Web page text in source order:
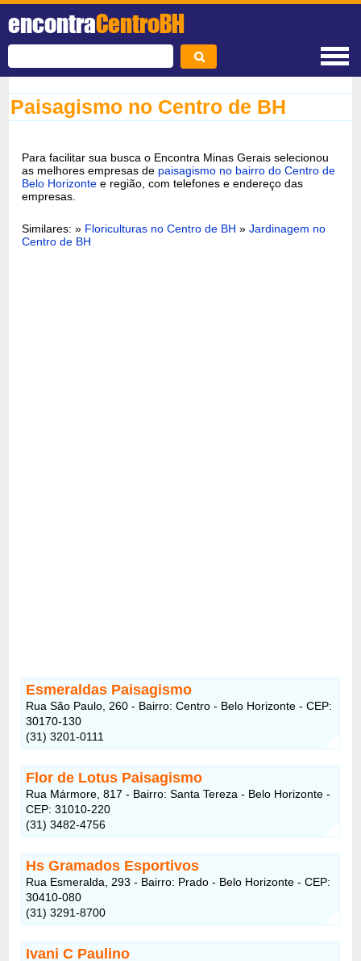
encontraCentroBH
Paisagismo no Centro de BH
Para facilitar sua busca o Encontra Minas Gerais selecionou
as melhores empresas de paisagismo no bairro do Centro de
Belo Horizonte e região, com telefones e endereço das
empresas.
Similares: » Floriculturas no Centro de BH »Jardinagem no
Centro de BH
Esmeraldas Paisagismo
Rua São Paulo, 260 - Bairro: Centro - Belo Horizonte - CEP:
30170-130
(31) 3201-0111
Flor de Lotus Paisagismo
Rua Mármore, 817 - Bairro: Santa Tereza - Belo Horizonte -
CEP: 31010-220
(31) 3482-4756
Hs Gramados Esportivos
Rua Esmeralda, 293 - Bairro: Prado - Belo Horizonte - CEP:
30410-080
(31) 3291-8700
Ivani C Paulino